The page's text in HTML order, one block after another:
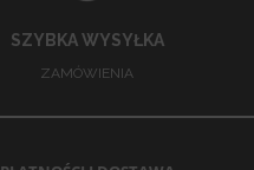
SZYBKA WYSYŁKA
ZAMÓWIENIA